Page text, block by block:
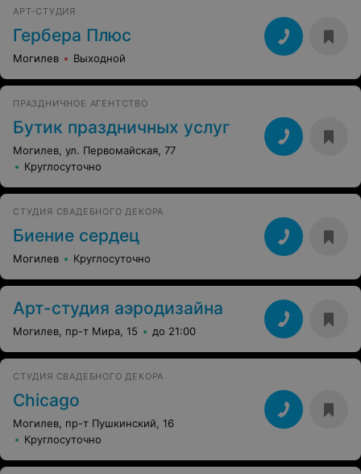
АРТ-СТУДИЯ
Гербера Плюс
Могилев Выходной
ПРАЗДНИЧНОЕ АГЕНТСТВО
Бутик праздничных услуг
Могилев, ул. Первомайская, 77
Круглосуточно
СТУДИЯ СВАДЕБНОГО ДЕКОРА
Биение сердец
Могилев Круглосуточно
Арт-студия аэродизайна
Могилев, пр-т Мира, 15 до 21:00
СТУДИЯ СВАДЕБНОГО ДЕКОРА
Chicаgo
Могилев, пр-т Пушкинский, 16
Круглосуточно